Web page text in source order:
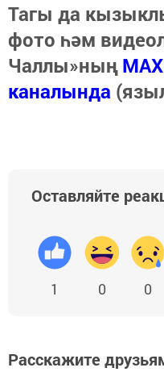
Тагы да
фото һәм
Чаллы»ныңMAX
каналында
Оставляйте
1 0 0
Расскажите